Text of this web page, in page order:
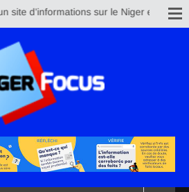
site d’informations sur le Niger et le